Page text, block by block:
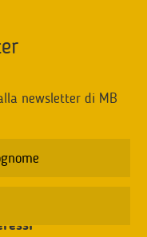
newsletter di MB